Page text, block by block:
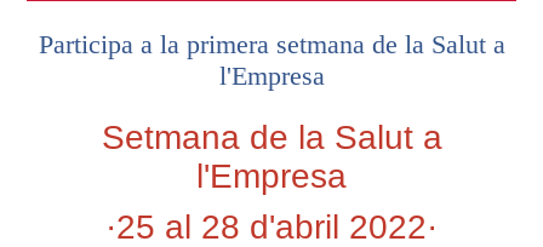
Participa a la primera setmana de la Salut a
l'Empresa
Setmana de la Salut a
l'Empresa
·25 al 28 d'abril 2022·